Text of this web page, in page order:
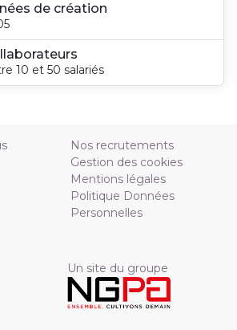
de création
10 et 50 salariés
Nos recrutements
Gestion des cookies
Mentions légales
Politique Données
Personnelles
Un site du groupe